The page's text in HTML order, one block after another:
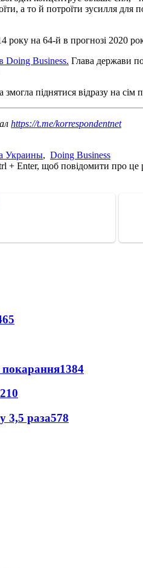
а то й потроїти зусилля
року на 64-й в прогнозі 2020
Doing Business. Глава держави
змогла піднятися відразу на
https://t.me/korrespondentnet
Украины, Doing Business
+ Enter, щоб повідомити про це
покарання1384
3,5 раза578